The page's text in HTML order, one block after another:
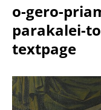
o-gero-
parakalei-
textpage